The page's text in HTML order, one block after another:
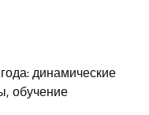
динамические
обучение